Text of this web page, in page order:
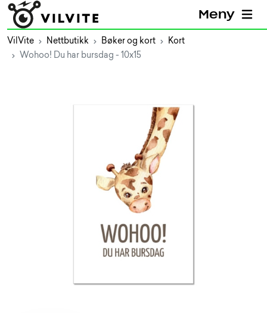
Meny
VilVite Nettbutikk Bøker og kort
Kort
Wohoo! Du har bursdag - 10x15